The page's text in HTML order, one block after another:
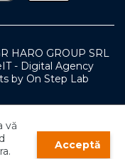
0
HARO GROUP SRL
- Digital Agency
by On Step Lab
vă
Acceptă